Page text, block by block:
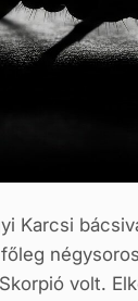
Karcsi
volt.